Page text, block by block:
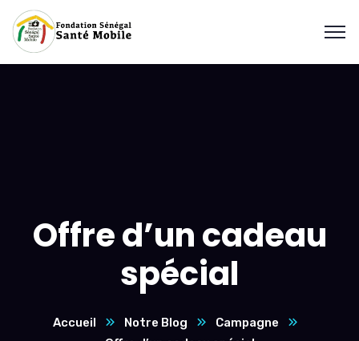
Offre d’un cadeau
spécial
Accueil Notre Blog
Campagne